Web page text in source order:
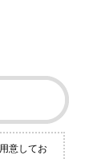
意してお